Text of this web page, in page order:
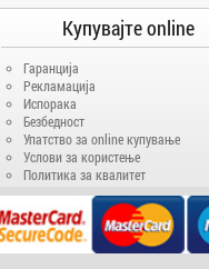
Купувајте online
Гаранција
Рекламација
Испорака
Безбедност
Упатство за online купување
Услови за користење
Политика за квалитет